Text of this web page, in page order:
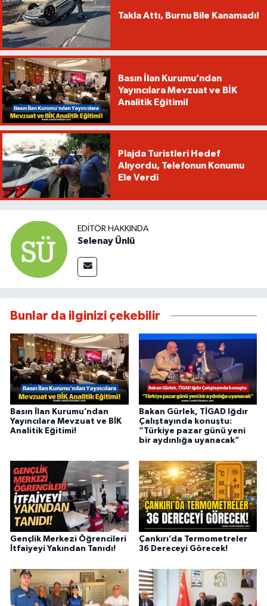
Takla Attı, Burnu Bile Kanamadı!
Basın İlan Kurumu’ndan
Yayıncılara Mevzuat ve BİK
Analitik Eğitimi!
Plajda Turistleri Hedef
Alıyordu, Telefonun Konumu
Ele Verdi
EDITÖR HAKKINDA
Selenay Ünlü
Bunlar da ilginizi çekebilir
Basın İlan Kurumu’ndan
Yayıncılara Mevzuat ve BİK
Analitik Eğitimi!
Bakan Gürlek, TİGAD Iğdır
Çalıştayında konuştu:
“Türkiye pazar günü yeni
bir aydınlığa uyanacak”
Gençlik Merkezi Öğrencileri
İtfaiyeyi Yakından Tanıdı!
Çankırı’da Termometreler
36 Dereceyi Görecek!